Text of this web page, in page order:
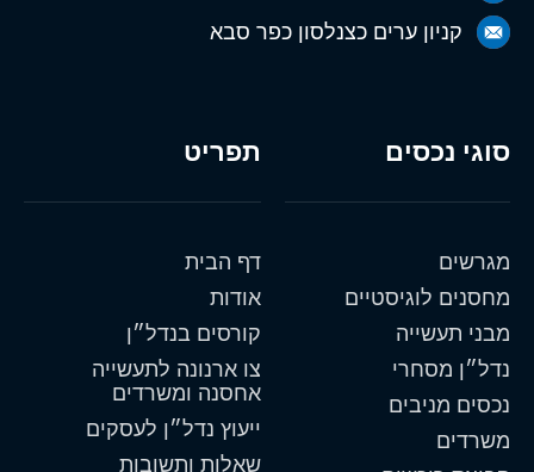
תפריט
דף הבית
אודות
קורסים בנדל״ן
צו ארנונה לתעשייה
אחסנה ומשרדים
ייעוץ נדל״ן לעסקים
שאלות ותשובות
סוגי נכסים
מגרשים
מחסנים לוגיסטיים
מבני תעשייה
נדל״ן מסחרי
נכסים מניבים
משרדים
קניון ערים כצנלסון כפר סבא